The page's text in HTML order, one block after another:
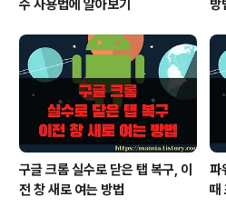
수 사용법에 알아보기
방
구글 크롬 실수로 닫은 탭 복구, 이
전 창 새로 여는 방법
파
때